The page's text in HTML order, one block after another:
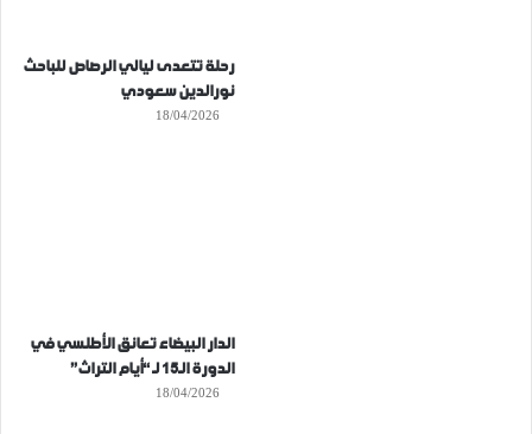
رحلة تتعدى ليالي الرصاص للباحث
نورالدين سعودي
18/04/2026
الدار البيضاء تعانق الأطلسي في
الدورة الـ15 لـ “أيام التراث”
18/04/2026